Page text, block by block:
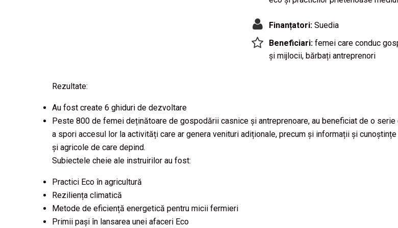
Finanțatori: Suedia
Beneficiari: femei care conduc
și mijlocii, bărbați antreprenori
Rezultate:
Au fost create 6 ghiduri de dezvoltare
Peste 800 de femei deținătoare de gospodării casnice și antreprenoare, au beneficiat de o
a spori accesul lor la activități care ar genera venituri adiționale, precum și informații și
și agricole de care depind.
Subiectele cheie ale instruirilor au fost:
Practici Eco în agricultură
Reziliența climatică
Metode de eficiență energetică pentru micii fermieri
Primii pași în lansarea unei afaceri Eco